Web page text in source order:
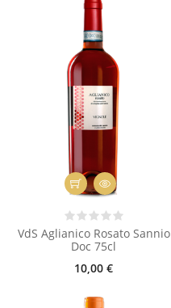
VdS Aglianico Rosato Sannio
Doc 75cl
10,00 €